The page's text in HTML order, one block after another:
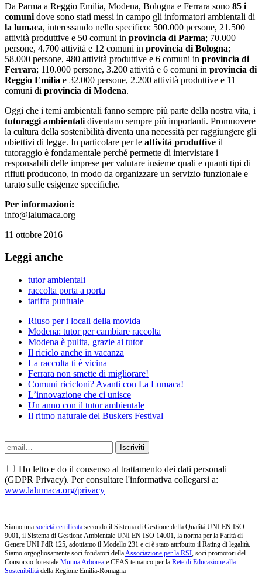
Da Parma a Reggio Emilia, Modena, Bologna e Ferrara sono 85 i
comuni dove sono stati messi in campo gli informatori ambientali di
la lumaca, interessando nello specifico: 500.000 persone, 21.500
attività produttive e 50 comuni in provincia di Parma; 70.000
persone, 4.700 attività e 12 comuni in provincia di Bologna;
58.000 persone, 480 attività produttive e 6 comuni in provincia di
Ferrara; 110.000 persone, 3.200 attività e 6 comuni in provincia di
Reggio Emilia e 32.000 persone, 2.200 attività produttive e 11
comuni di provincia di Modena.
Oggi che i temi ambientali fanno sempre più parte della nostra vita, i
tutoraggi ambientali diventano sempre più importanti. Promuovere
la cultura della sostenibilità diventa una necessità per raggiungere gli
obiettivi di legge. In particolare per le attività produttive il
tutoraggio è fondamentale perché permette di intervistare i
responsabili delle imprese per valutare insieme quali e quanti tipi di
rifiuti producono, in modo da organizzare un servizio funzionale e
tarato sulle esigenze specifiche.
Per informazioni:
info@lalumaca.org
11 ottobre 2016
Leggi anche
tutor ambientali
raccolta porta a porta
tariffa puntuale
Riuso per i locali della movida
Modena: tutor per cambiare raccolta
Modena è pulita, grazie ai tutor
Il riciclo anche in vacanza
La raccolta ti è vicina
Ferrara non smette di migliorare!
Comuni ricicloni? Avanti con La Lumaca!
L’innovazione che ci unisce
Un anno con il tutor ambientale
Il ritmo naturale del Buskers Festival
Ho letto e do il consenso al trattamento dei dati personali
(GDPR Privacy). Per consultare l'informativa collegarsi a:
www.lalumaca.org/privacy
Siamo una società certificata secondo il Sistema di Gestione della Qualità UNI EN ISO
9001, il Sistema di Gestione Ambientale UNI EN ISO 14001, la norma per la Parità di
Genere UNI PdR 125, adottiamo il Modello 231 e ci è stato attribuito il Rating di legalità.
Siamo orgogliosamente soci fondatori dellaAssociazione per la RSI, soci promotori del
Consorzio forestale Mutina Arborea e CEAS tematico per la Rete di Educazione alla
Sostenibilità della Regione Emilia-Romagna